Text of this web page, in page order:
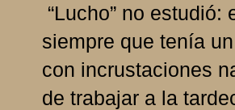
“Lucho” no
siempre que tenía
con incrustaciones
de trabajar a la